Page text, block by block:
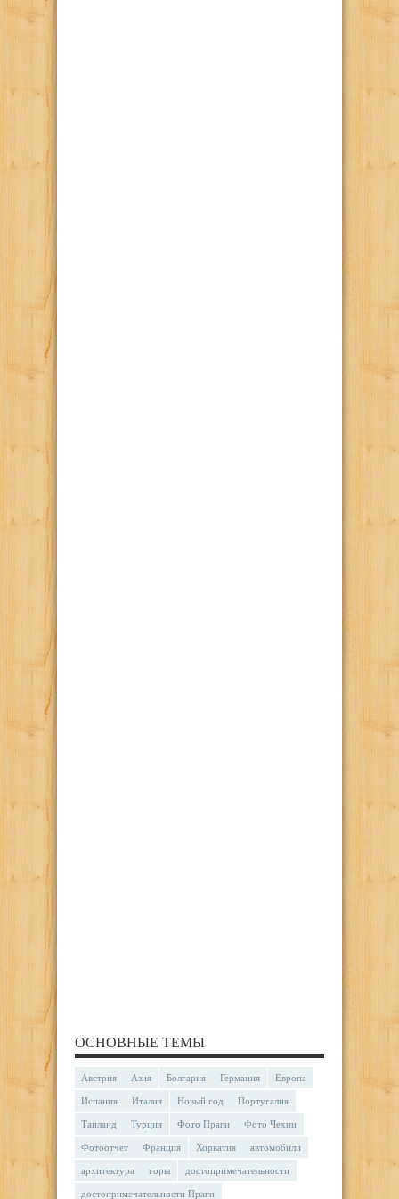
ОСНОВНЫЕ ТЕМЫ
Австрия Азия Болгария Германия Европа
Испания Италия Новый год Португалия
Таиланд Турция Фото Праги Фото Чехии
Фотоотчет Франция Хорватия автомобили
архитектура горы достопримечательности
достопримечательности Праги